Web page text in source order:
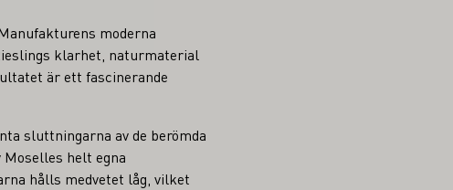
moderna
klarhet, naturmaterial
är ett fascinerande
sluttningarna av de berömda
Moselles helt egna
hålls medvetet låg, vilket